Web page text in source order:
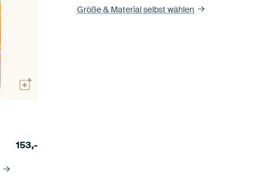
153,-
Größe & Material selbst wählen